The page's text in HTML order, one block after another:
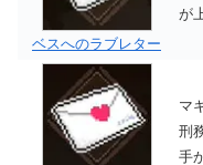
ベスへのラブレター
が
マ
刑
手